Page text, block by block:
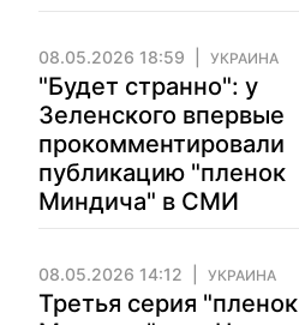
08.05.2026 18:59 УКРАИНА
"Будет странно": у
Зеленского впервые
прокомментировали
публикацию "пленок
Миндича" в СМИ
08.05.2026 14:12 УКРАИНА
Третья серия "пленок